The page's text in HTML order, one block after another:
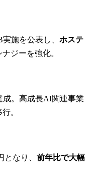
施を公表し、 ホステ
ジーを強化。
成。高成長AI関連事業
。
となり、 前年比で大幅